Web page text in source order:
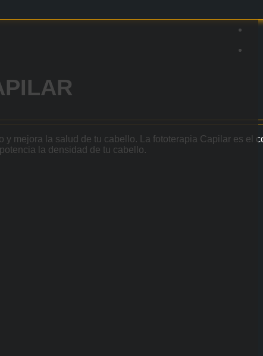
mejora la salud de tu cabello. La fototerapia Capilar es el
la densidad de tu cabello.